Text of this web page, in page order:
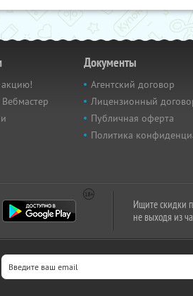
акцию!
Документы
Агентский договор
Лицензионный
Публичная оферта
Политика
Ищите скидки
не выходя из